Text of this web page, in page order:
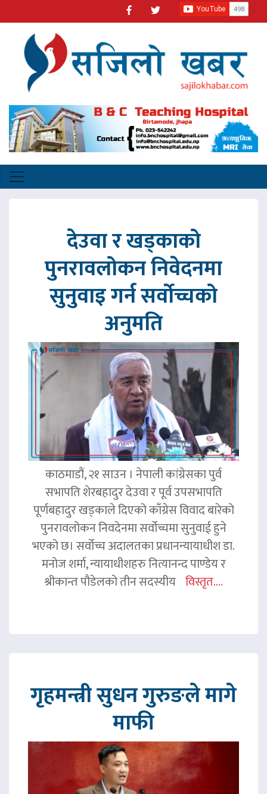
देउवा र खड्काको
पुनरावलोकन निवेदनमा
सुनुवाइ गर्न सर्वोच्चको
अनुमति
काठमाडौं, २१ साउन । नेपाली कांग्रेसका पुर्व
सभापति शेरबहादुर देउवा र पूर्व उपसभापति
पूर्णबहादुर खड्काले दिएको काँग्रेस विवाद बारेको
पुनरावलोकन निवदेनमा सर्वोच्चमा सुनुवाई हुने
भएको छ। सर्वोच्च अदालतका प्रधानन्यायाधीश डा.
मनोज शर्मा, न्यायाधीशहरु नित्यानन्द पाण्डेय र
श्रीकान्त पौडेलको तीन सदस्यीय विस्तृत....
गृहमन्त्री सुधन गुरुङले मागे
माफी